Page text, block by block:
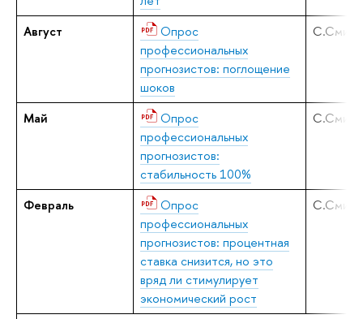
Август
Опрос
профессиональных
прогнозистов: поглощение
шоков
Май
Опрос
профессиональных
прогнозистов:
стабильность 100%
Февраль
Опрос
профессиональных
прогнозистов: процентная
ставка снизится, но это
вряд ли стимулирует
экономический рост